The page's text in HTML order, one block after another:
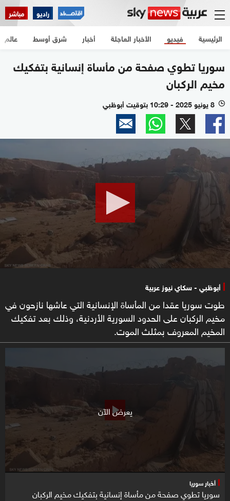
راديو مباشر
الرئيسية الأخبار العاجلة أخبار شرق أوسط عالم فيديو
سوريا تطوي صفحة من مأساة إنسانية بتفكيك
مخيم الركبان
l 8 يونيو 2025 - 10:29 بتوقيت أبوظبي
of
45
أبوظبي - سكاي نيوز عربية
طوت سوريا عقدا من المأساة الإنسانية التي عاشها نازحون في
مخيم الركبان على الحدود السورية الأردنية، وذلك بعد تفكيك
المخيم المعروف بمثلث الموت.
يعرض الآن
أخبار سوريا
سوريا تطوي صفحة من مأساة إنسانية بتفكيك مخيم الركبان